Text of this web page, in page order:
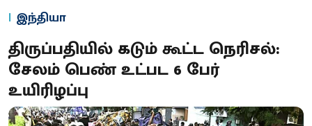
இந்தியா
திருப்பதியில் கடும் கூட்ட நெரிசல்:
சேலம் பெண் உட்பட 6 பேர்
உயிரிழப்பு